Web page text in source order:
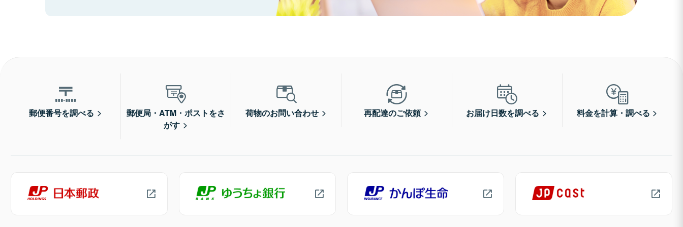
郵便番号を調べる
郵便局・ATM・ポストをさ
がす
荷物のお問い合わせ 再配達のご依頼 お届け日数を調べる 料金を計算・調べる